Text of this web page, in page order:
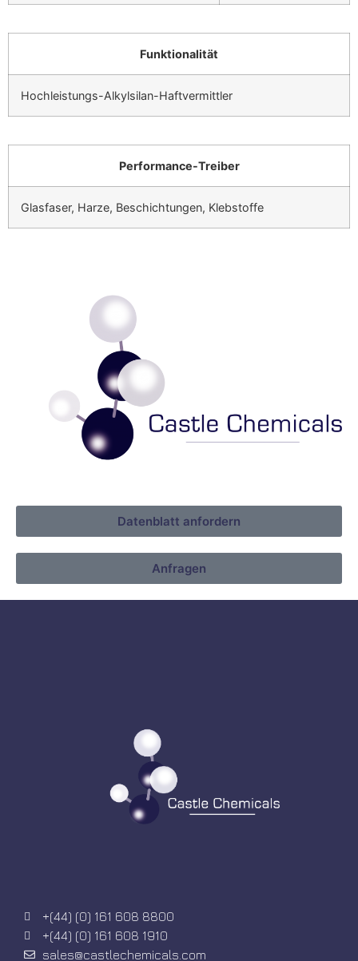
Funktionalität
Hochleistungs-Alkylsilan-Haftvermittler
Performance-Treiber
Glasfaser, Harze, Beschichtungen, Klebstoffe
Datenblatt anfordern
Anfragen
+(44) (0) 161 608 8800
+(44) (0) 161 608 1910
sales@castlechemicals.com